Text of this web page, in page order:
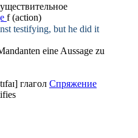
f (action)
testifying, but he did it
eine Aussage zu
глагол Спряжение